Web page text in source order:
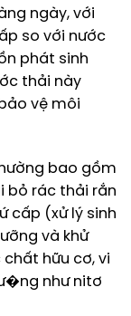
ngày, với
so với nước
phát sinh
thải này
vệ môi
bao gồm
bỏ rác thải rắn
cấp (xử lý sinh
và khử
hữu cơ, vi
như nitơ